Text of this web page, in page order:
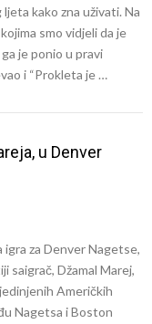
kako zna uživati. Na
smo vidjeli da je
je ponio u pravi
i “Prokleta je …
u Denver
za Denver Nagetse,
saigrač, Džamal Marej,
Američkih
Nagetsa i Boston